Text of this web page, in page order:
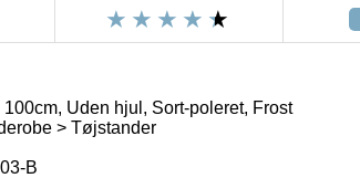
Uden hjul, Sort-poleret, Frost
> Tøjstander
B